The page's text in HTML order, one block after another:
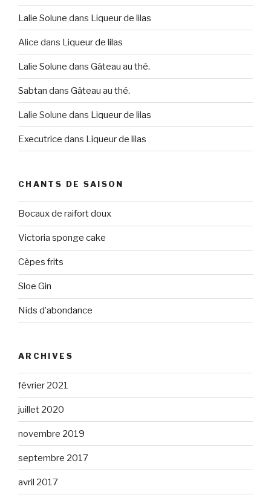
Lalie Solune dans Liqueur de lilas
Alice dans Liqueur de lilas
Lalie Solune dans Gâteau au thé.
Sabtan dans Gâteau au thé.
Lalie Solune dans Liqueur de lilas
Executrice dans Liqueur de lilas
CHANTS DE SAISON
Bocaux de raifort doux
Victoria sponge cake
Cèpes frits
Sloe Gin
Nids d’abondance
ARCHIVES
février 2021
juillet 2020
novembre 2019
septembre 2017
avril 2017